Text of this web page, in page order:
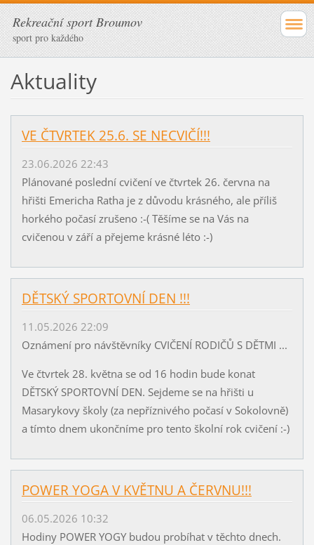
Rekreační sport Broumov
sport pro každého
Aktuality
VE ČTVRTEK 25.6. SE NECVIČÍ!!!
23.06.2026 22:43
Plánované poslední cvičení ve čtvrtek 26. června na
hřišti Emericha Ratha je z důvodu krásného, ale příliš
horkého počasí zrušeno :-( Těšíme se na Vás na
cvičenou v září a přejeme krásné léto :-)
DĚTSKÝ SPORTOVNÍ DEN !!!
11.05.2026 22:09
Oznámení pro návštěvníky CVIČENÍ RODIČŮ S DĚTMI ...
Ve čtvrtek 28. května se od 16 hodin bude konat
DĚTSKÝ SPORTOVNÍ DEN. Sejdeme se na hřišti u
Masarykovy školy (za nepříznivého počasí v Sokolovně)
a tímto dnem ukončníme pro tento školní rok cvičení :-)
POWER YOGA V KVĚTNU A ČERVNU!!!
06.05.2026 10:32
Hodiny POWER YOGY budou probíhat v těchto dnech.